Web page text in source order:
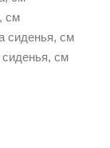
см
сиденья, см
см